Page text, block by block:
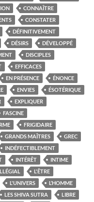
CONNAÎTRE
CONSTATER
DÉFINITIVEMENT
DÉSIRS
DÉVELOPPÉ
DISCIPLES
EFFICACES
EN PRÉSENCE
ÉNONCE
ENVIES
ÉSOTÉRIQUE
EXPLIQUER
FASCINE
FRIGIDAIRE
GRANDS MAÎTRES
GREC
INDÉFECTIBLEMENT
INTÉRÊT
INTIME
L'ÊTRE
L'UNIVERS
L’HOMME
LES SHIVA SUTRA
LIBRE